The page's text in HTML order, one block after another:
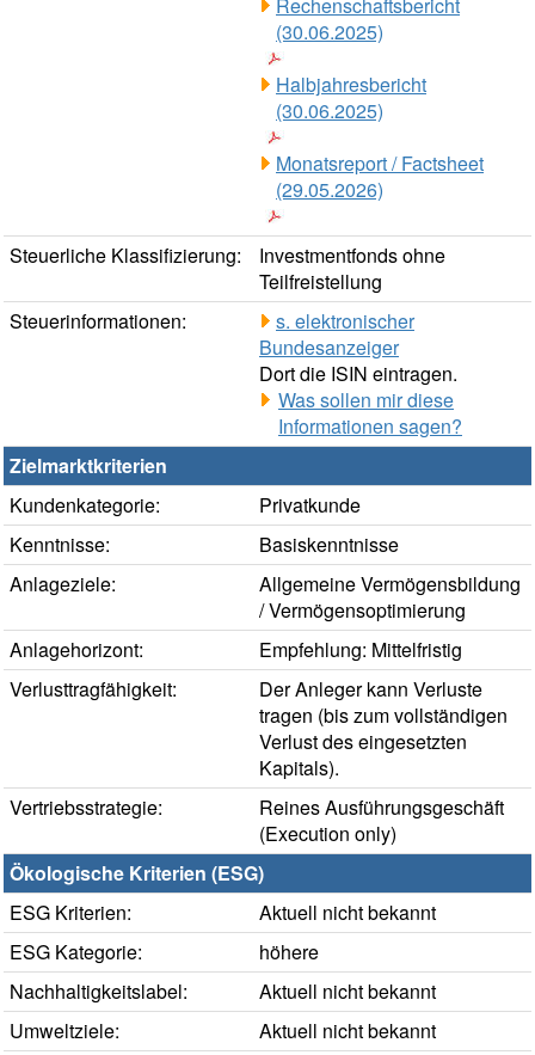
Rechenschaftsbericht
(30.06.2025)
Halbjahresbericht
(30.06.2025)
Monatsreport / Factsheet
(29.05.2026)
Steuerliche Klassifizierung:
Investmentfonds ohne
Teilfreistellung
Steuerinformationen:
s. elektronischer
Bundesanzeiger
Dort die ISIN eintragen.
Was sollen mir diese
Informationen sagen?
Zielmarktkriterien
Kundenkategorie:
Privatkunde
Kenntnisse:
Basiskenntnisse
Anlageziele:
Allgemeine Vermögensbildung
/ Vermögensoptimierung
Anlagehorizont:
Empfehlung: Mittelfristig
Verlusttragfähigkeit:
Der Anleger kann Verluste
tragen (bis zum vollständigen
Verlust des eingesetzten
Kapitals).
Vertriebsstrategie:
Reines Ausführungsgeschäft
(Execution only)
Ökologische Kriterien (ESG)
ESG Kriterien:
Aktuell nicht bekannt
ESG Kategorie:
höhere
Nachhaltigkeitslabel:
Aktuell nicht bekannt
Umweltziele:
Aktuell nicht bekannt